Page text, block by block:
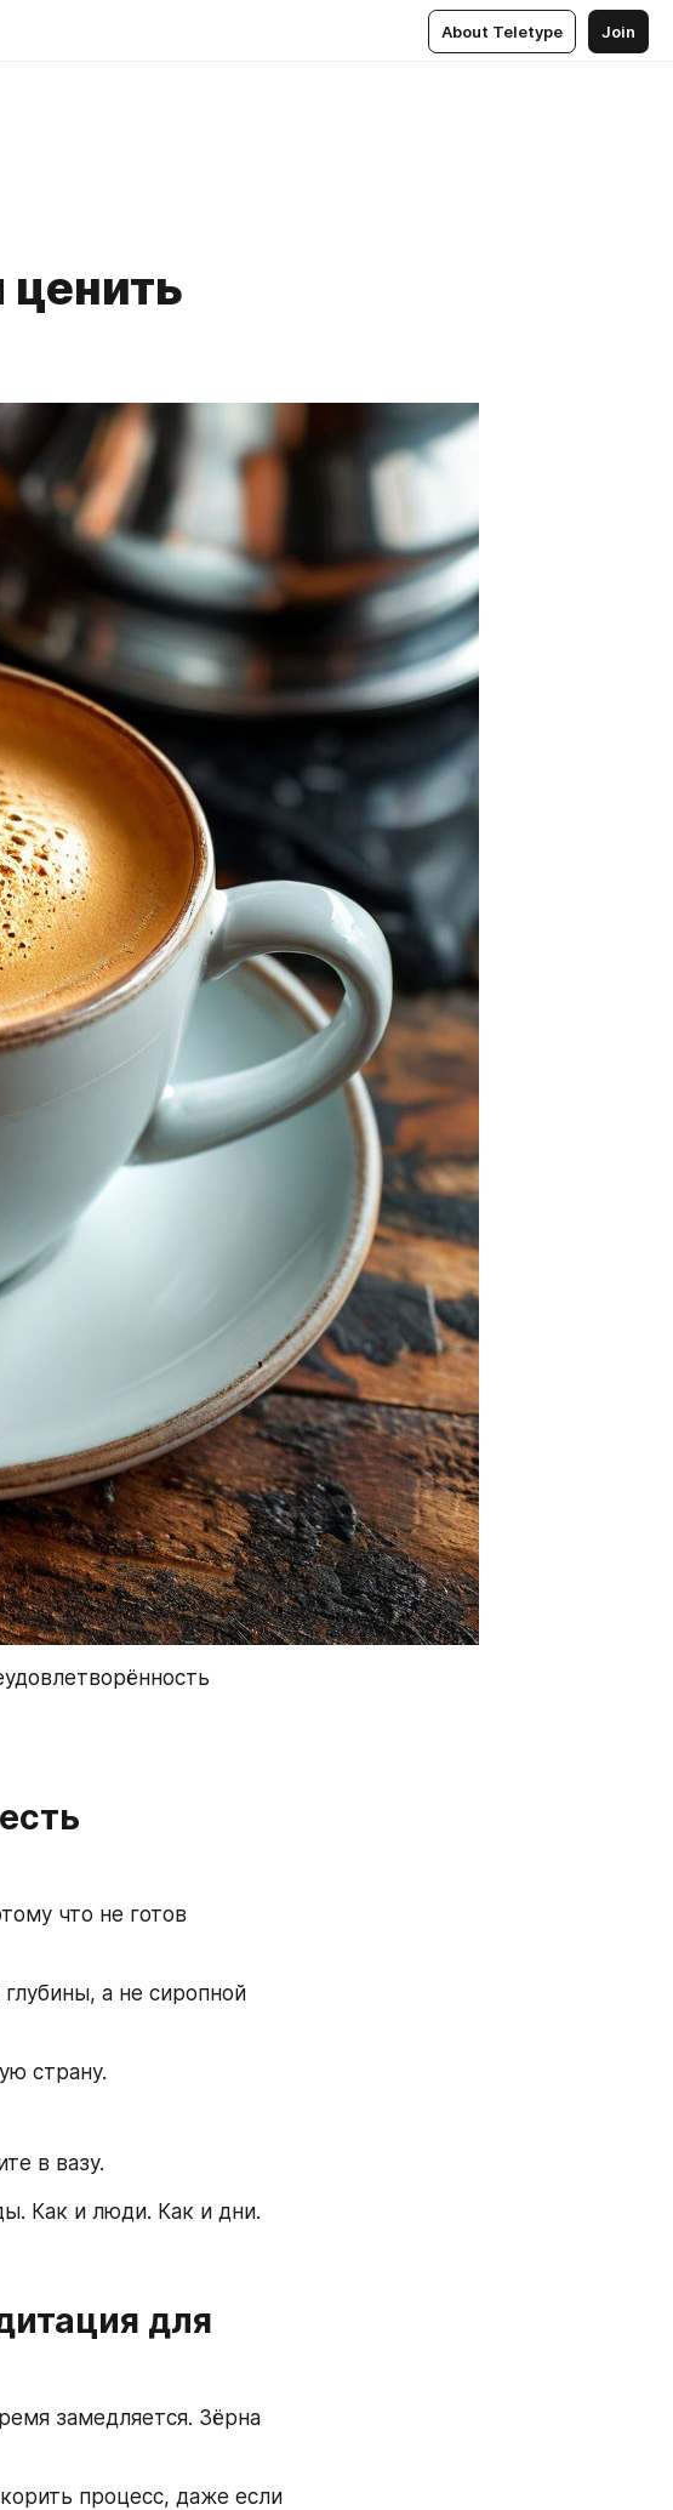
About Teletype Join
ценить
что не готов
а не сиропной
страну.
в вазу.
Как и люди. Как и дни.
для
замедляется. Зёрна
процесс, даже если